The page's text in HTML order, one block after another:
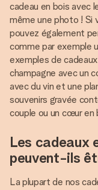
cadeau en bois avec
même une photo ! Si
pouvez également
comme par exemple
exemples de
champagne avec un
avec du vin et une
souvenirs gravée
couple ou un cœur en
Les cadeaux
peuvent-ils
La plupart de nos